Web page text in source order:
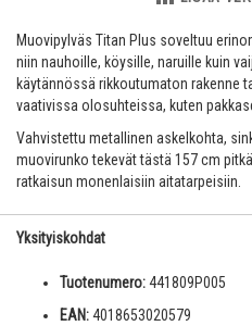
Muovipylväs Titan Plus soveltuu
niin nauhoille, köysille, naruille kuin
käytännössä rikkoutumaton rakenne
vaativissa olosuhteissa, kuten
Vahvistettu metallinen askelkohta,
muovirunko tekevät tästä 157 cm
ratkaisun monenlaisiin aitatarpeisiin.
Yksityiskohdat
Tuotenumero:441809P005
EAN:4018653020579